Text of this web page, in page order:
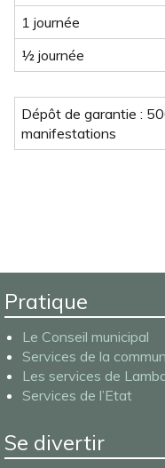
1 journée
½ journée
Dépôt de garantie :
manifestations
Pratique
Le Conseil municipal
Services de la
Les services de
Services de l’Etat
Se divertir